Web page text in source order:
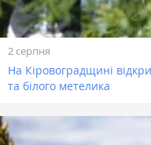
2 серпня
На Кіровоградщині
та білого метелика